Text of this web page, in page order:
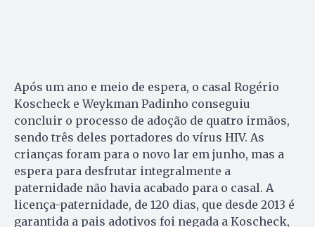
Após um ano e meio de espera, o casal Rogério
Koscheck e Weykman Padinho conseguiu
concluir o processo de adoção de quatro irmãos,
sendo três deles portadores do vírus HIV. As
crianças foram para o novo lar em junho, mas a
espera para desfrutar integralmente a
paternidade não havia acabado para o casal. A
licença-paternidade, de 120 dias, que desde 2013 é
garantida a pais adotivos foi negada a Koscheck,